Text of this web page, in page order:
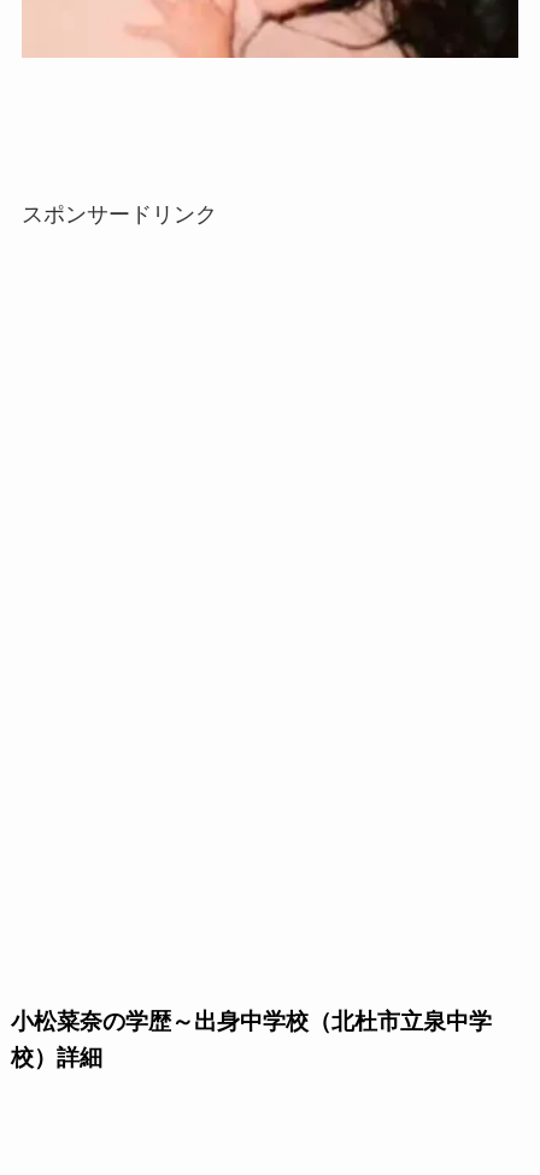
スポンサードリンク
小松菜奈の学歴～出身中学校（北杜市立泉中学
校）詳細